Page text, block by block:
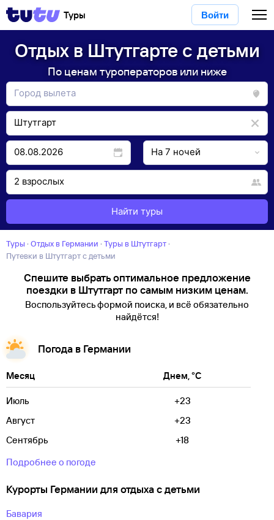
Туры Войти
Отдых в Штутгарте с детьми
По ценам туроператоров или ниже
Найти туры
Туры · Отдых в Германии · Туры в Штутгарт ·
Путевки в Штутгарт с детьми
Спешите выбрать оптимальное предложение
поездки в Штутгарт по самым низким ценам.
Воспользуйтесь формой поиска, и всё обязательно
найдётся!
Погода в Германии
Месяц Днем, °C
Июль
+23
Август
+23
Сентябрь
+18
Подробнее о погоде
Курорты Германии для отдыха с детьми
Бавария